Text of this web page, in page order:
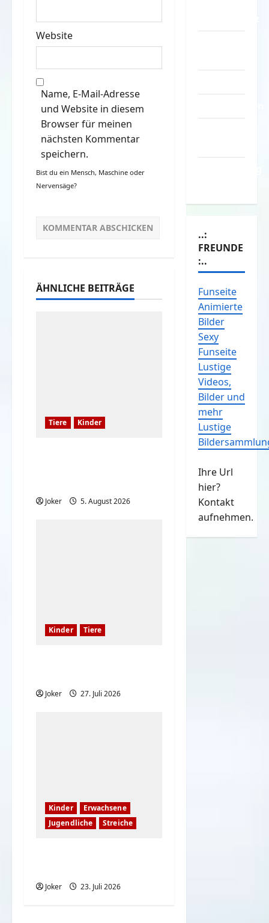
Website
Name, E-Mail-Adresse
und Website in diesem
Browser für meinen
nächsten Kommentar
speichern.
Bist du ein Mensch, Maschine oder
Nervensäge?
ÄHNLICHE BEITRÄGE
Tiere Kinder
Joker 5. August 2026
Kinder Tiere
Joker 27. Juli 2026
Kinder
Erwachsene
Jugendliche
Streiche
Joker 23. Juli 2026
..:
FREUNDE
:..
Funseite
Animierte
Bilder
Sexy
Funseite
Lustige
Videos,
Bilder und
mehr
Lustige
Ihre Url
hier?
Kontakt
aufnehmen.